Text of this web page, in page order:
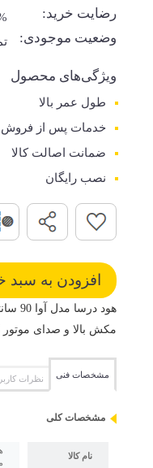
رضایت خرید:
وضعیت موجودی:
ویژگی‌های محصول
طول عمر بالا
خدمات پس از فروش
ضمانت اصالت کالا
نصب رایگان
مکش بالا و صدای موتور
مشخصات فنی نظرات
مشخصات کلی
نام کالا